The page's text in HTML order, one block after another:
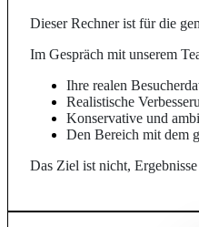
Dieser Rechner ist für die
Im Gespräch mit unserem
Ihre realen
Realistische
Konservative und
Den Bereich mit dem
Das Ziel ist nicht,